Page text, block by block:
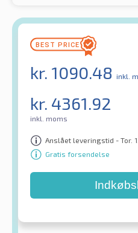
kr. 1090.48 inkl.
kr. 4361.92
inkl. moms
Anslået leveringstid - Tor.
Gratis forsendelse